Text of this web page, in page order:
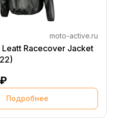
moto-active.ru
Racecover Jacket
Подробнее